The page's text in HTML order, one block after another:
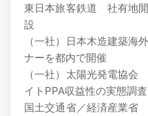
東日本旅客鉄道 社有地
設
（一社）日本木造建築
ナーを都内で開催
（一社）太陽光発電協
イトPPA収益性の実態調
国土交通省／経済産業省